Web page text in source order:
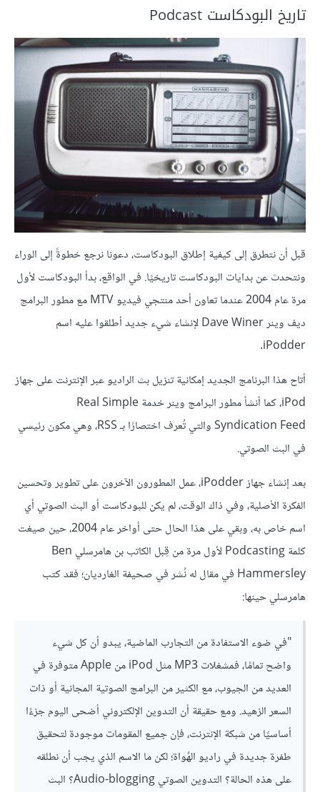
تاريخ البودكاست Podcast
قبل أن نتطرق إلى كيفية إطلاق البودكاست، دعونا نرجع خطوةً إلى الوراء
ونتحدث عن بدايات البودكاست تاريخيًا. في الواقع، بدأ البودكاست لأول
مرة عام 2004 عندما تعاون أحد منتجي فيديو MTV مع مطور البرامج
ديف وينر Dave Winer لإنشاء شيء جديد أطلقوا عليه اسم
iPodder.
أتاح هذا البرنامج الجديد إمكانية تنزيل بث الراديو عبر الإنترنت على جهاز
iPod، كما أنشأ مطور البرامج وينر خدمة Real Simple
Syndication Feed والتي تُعرف اختصارًا بـ RSS، وهي مكون رئيسي
في البث الصوتي.
بعد إنشاء جهاز iPodder، عمل المطورون الآخرون على تطوير وتحسين
الفكرة الأصلية، وفي ذاك الوقت، لم يكن للبودكاست أو البث الصوتي أي
اسم خاص به، وبقي على هذا الحال حتى أواخر عام 2004، حين صيغت
كلمة Podcasting لأول مرة من قِبل الكاتب بن هامرسلي Ben
Hammersley في مقال له نُشر في صحيفة الغارديان؛ فقد كتب
هامرسلي حينها:
"في ضوء الاستفادة من التجارب الماضية، يبدو أن كل شيء
واضح تمامًا، فمشغلات MP3 مثل iPod من Apple متوفرة في
العديد من الجيوب، مع الكثير من البرامج الصوتية المجانية أو ذات
السعر الزهيد. ومع حقيقة أن التدوين الإلكتروني أضحى اليوم جزءًا
أساسيًا من شبكة الإنترنت، فإن جميع المقومات موجودة لتحقيق
طفرة جديدة في راديو الهُواة؛ لكن ما الاسم الذي يجب أن نطلقه
على هذه الحالة؟ التدوين الصوتي Audio-blogging؟ البث